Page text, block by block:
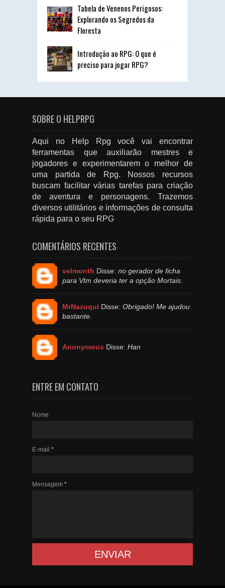
Tabela de Venenos Perigosos:
Explorando os Segredos da
Floresta
Introdução ao RPG: O que é
preciso para jogar RPG?
SOBRE O HELPRPG
Aqui no Help Rpg você vai encontrar
ferramentas que auxiliarão mestres e
jogadores e experimentarem o melhor de
uma partida de Rpg. Nossos recursos
buscam facilitar várias tarefas para criação
de aventura e personagens. Trazemos
diversos utilitários e informações de consulta
rápida para o seu RPG
COMENTÁRIOS RECENTES
velmonth Disse: no gerador de ficha
para Vtm deveria ter a opção Mortais.
MrNazuqui Disse: Obrigado! Me ajudou
bastante.
Anonymous Disse: Han
ENTRE EM CONTATO
Nome
E-mail *
Mensagem *